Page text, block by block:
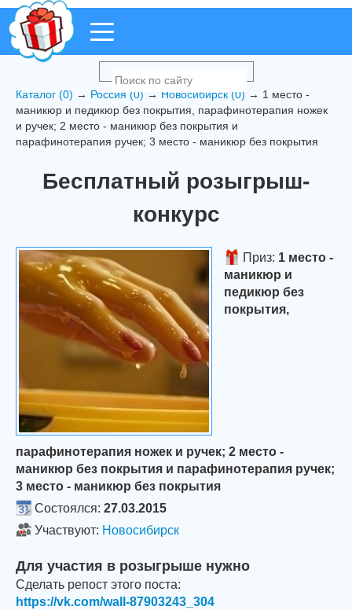
Каталог (0) → Россия (0) → Новосибирск (0) → 1 место -
маникюр и педикюр без покрытия, парафинотерапия ножек
и ручек; 2 место - маникюр без покрытия и
парафинотерапия ручек; 3 место - маникюр без покрытия
Бесплатный розыгрыш-
конкурс
Приз: 1 место -
маникюр и
педикюр без
покрытия,
парафинотерапия ножек и ручек; 2 место -
маникюр без покрытия и парафинотерапия ручек;
3 место - маникюр без покрытия
Состоялся: 27.03.2015
Участвуют: Новосибирск
Для участия в розыгрыше нужно
Сделать репост этого поста:
https://vk.com/wall-87903243_304